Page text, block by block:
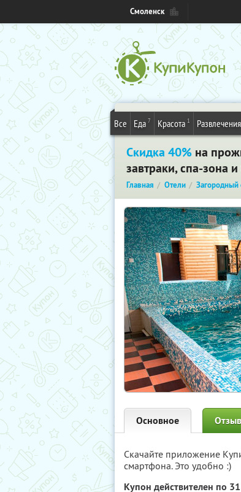
Смоленск
Все Еда 7 Красота 1 Развлечения
Скидка 40% на
завтраки, спа-зона
Главная Отели Загородный
Основное
Скачайте приложение
смартфона. Это удобно :)
Купон действителен по